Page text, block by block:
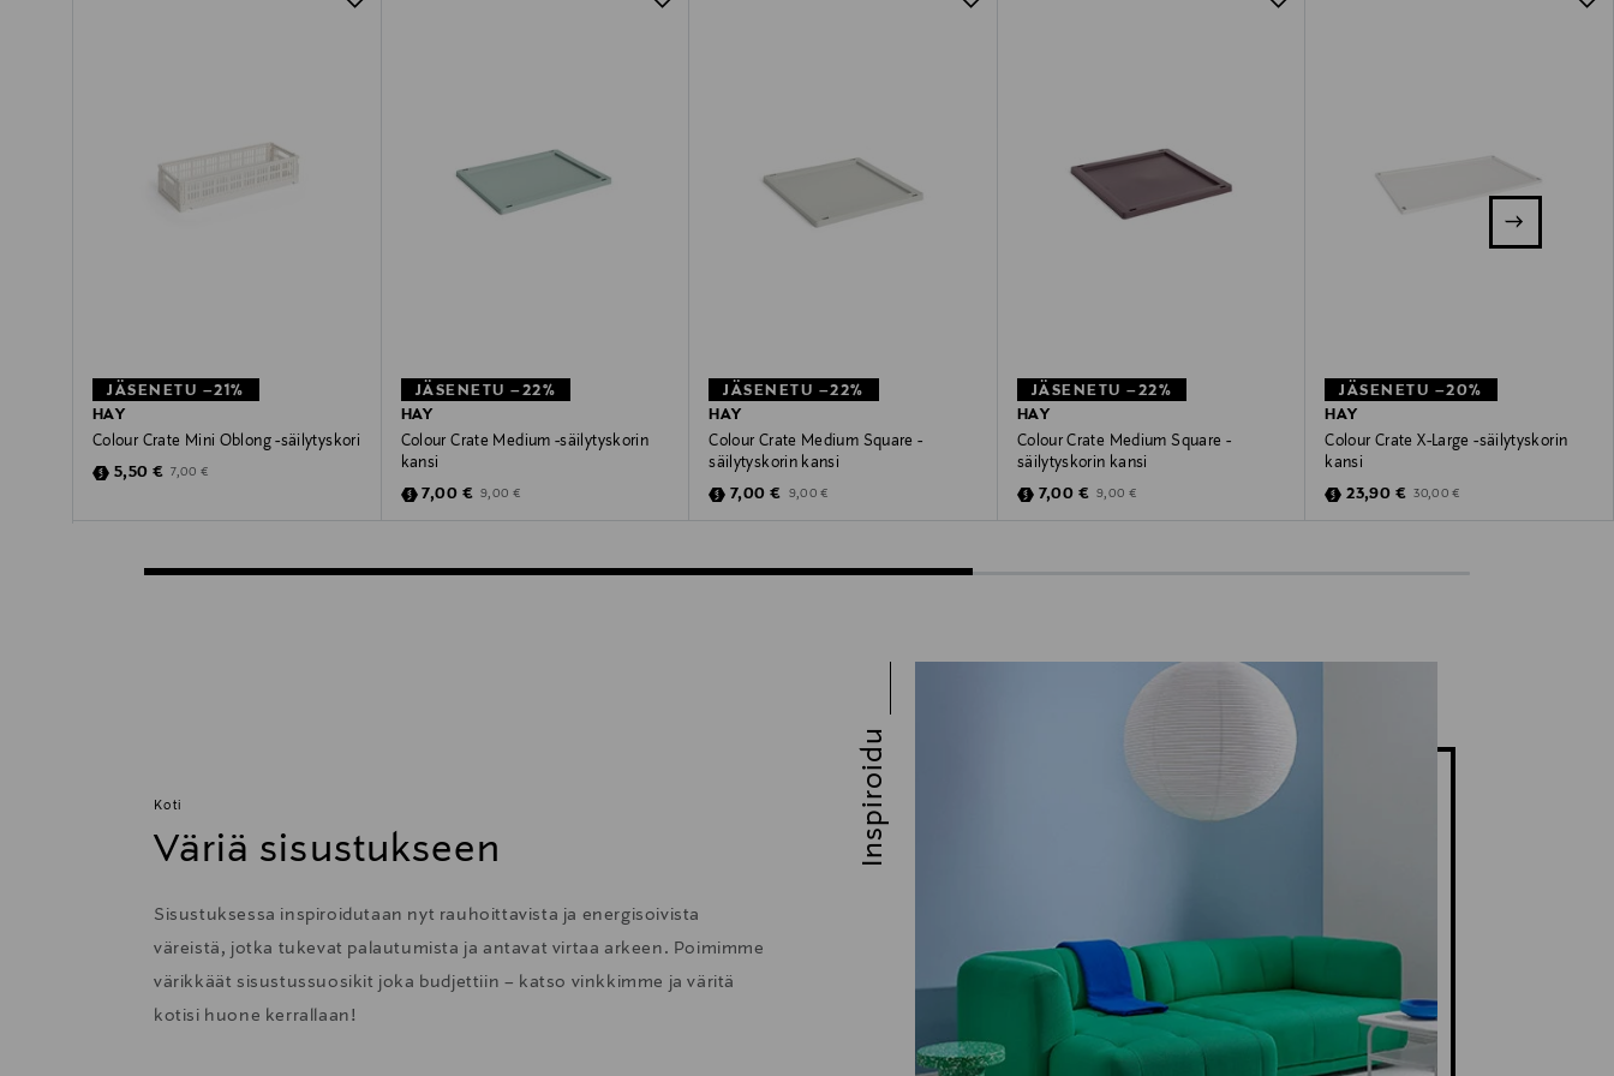
JÄSENETU –21%
HAY
Colour Crate Mini Oblong -säilytyskori
Discounted Price
5,50 € Original Price
7,00 €
JÄSENETU –22%
HAY
Colour Crate Medium -säilytyskorin
kansi
Discounted Price
7,00 € Original Price
9,00 €
JÄSENETU –22%
HAY
Colour Crate Medium Square -
säilytyskorin kansi
Discounted Price
7,00 € Original Price
9,00 €
JÄSENETU –22%
HAY
Colour Crate Medium Square -
säilytyskorin kansi
Discounted Price
7,00 € Original Price
9,00 €
JÄSENETU –20%
HAY
Colour Crate X-Large -säilytyskorin
kansi
Discounted Price
23,90 € Original Price
30,00 €
Koti
Väriä sisustukseen
Sisustuksessa inspiroidutaan nyt rauhoittavista ja energisoivista
väreistä, jotka tukevat palautumista ja antavat virtaa arkeen. Poimimme
värikkäät sisustussuosikit joka budjettiin – katso vinkkimme ja väritä
kotisi huone kerrallaan!
Inspiroidu